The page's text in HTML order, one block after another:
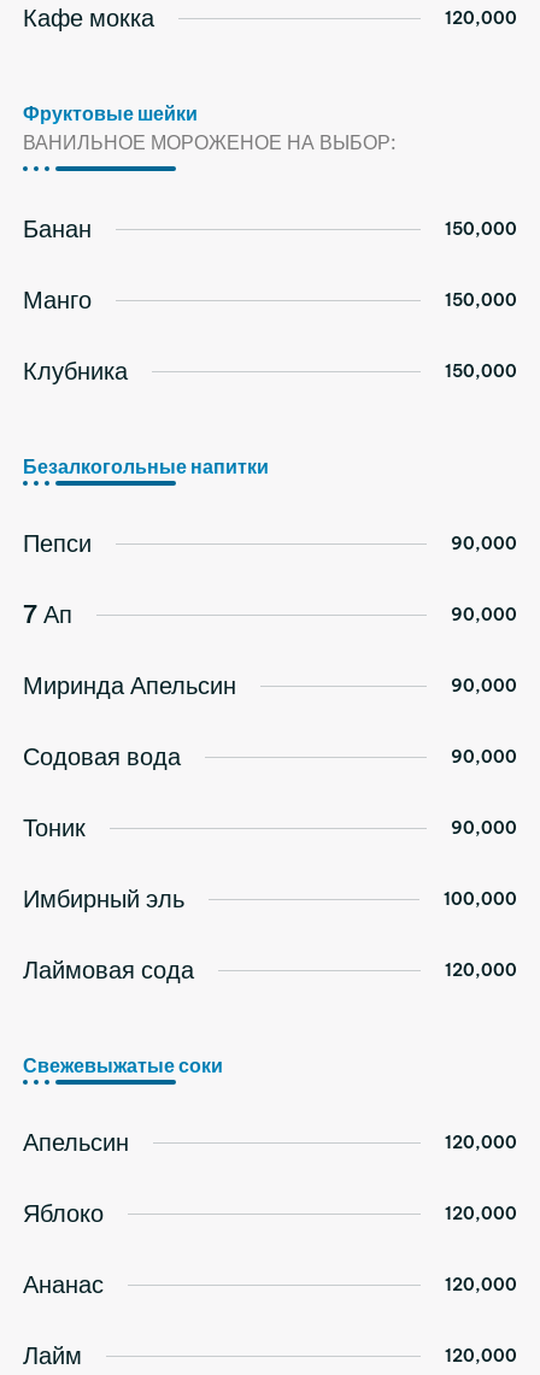
Кафе мокка 120,000
Фруктовые шейки
ВАНИЛЬНОЕ МОРОЖЕНОЕ НА ВЫБОР:
Банан 150,000
Манго 150,000
Клубника 150,000
Безалкогольные напитки
Пепси 90,000
7 Ап 90,000
Миринда Апельсин 90,000
Содовая вода 90,000
Тоник 90,000
Имбирный эль 100,000
Лаймовая сода 120,000
Свежевыжатые соки
Апельсин 120,000
Яблоко 120,000
Ананас 120,000
Лайм 120,000